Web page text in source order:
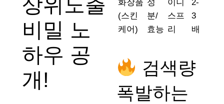
비밀 노
하우 공
개!
화장품
(스킨
케어)
성
분/
효능
이니
스프
리
2-
3
배
검색량
폭발하는